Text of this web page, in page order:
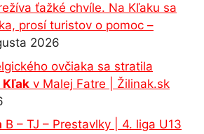
ťažké chvíle. Na Kľaku sa
prosí turistov o pomoc –
2026
ovčiaka sa stratila
Kľak v Malej Fatre | Žilinak.sk
B – TJ – Prestavlky | 4. liga U13